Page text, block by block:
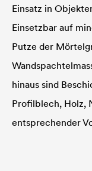
Einsatz in
Einsetzbar auf
Putze der
hinaus sind
Profilblech, Holz,
entsprechender